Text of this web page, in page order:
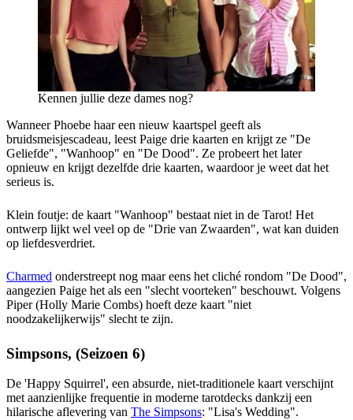
Kennen jullie deze dames nog?
Wanneer Phoebe haar een nieuw kaartspel geeft als
bruidsmeisjescadeau, leest Paige drie kaarten en krijgt ze "De
Geliefde", "Wanhoop" en "De Dood". Ze probeert het later
opnieuw en krijgt dezelfde drie kaarten, waardoor je weet dat het
serieus is.
Klein foutje: de kaart "Wanhoop" bestaat niet in de Tarot! Het
ontwerp lijkt wel veel op de "Drie van Zwaarden", wat kan duiden
op liefdesverdriet.
Charmed onderstreept nog maar eens het cliché rondom "De Dood",
aangezien Paige het als een "slecht voorteken" beschouwt. Volgens
Piper (Holly Marie Combs) hoeft deze kaart "niet
noodzakelijkerwijs" slecht te zijn.
Simpsons, (Seizoen 6)
De 'Happy Squirrel', een absurde, niet-traditionele kaart verschijnt
met aanzienlijke frequentie in moderne tarotdecks dankzij een
hilarische aflevering van The Simpsons: "Lisa's Wedding".